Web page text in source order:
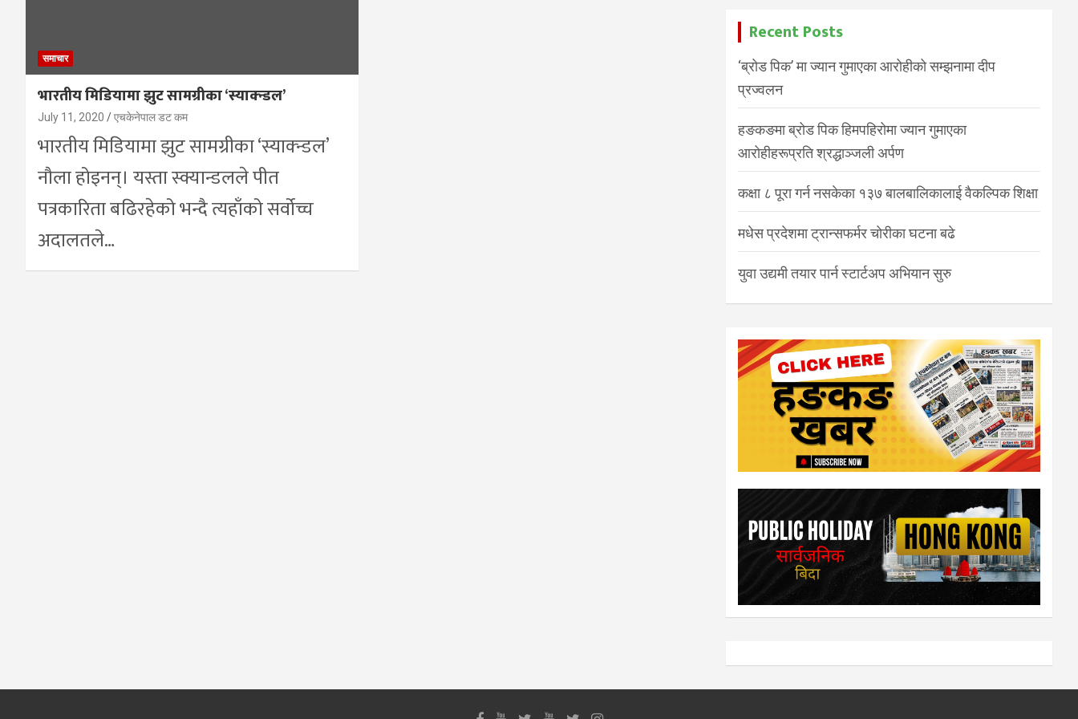
समाचार
भारतीय मिडियामा झुट सामग्रीका ‘स्याक्न्डल’
July 11, 2020 एचकेनेपाल डट कम
भारतीय मिडियामा झुट सामग्रीका ‘स्याक्न्डल’
नौला होइनन्। यस्ता स्क्यान्डलले पीत
पत्रकारिता बढिरहेको भन्दै त्यहाँको सर्वोच्च
अदालतले…
Recent Posts
‘ब्रोड पिक’ मा ज्यान गुमाएका आरोहीको सम्झनामा दीप
प्रज्वलन
हङकङमा ब्रोड पिक हिमपहिरोमा ज्यान गुमाएका
आरोहीहरूप्रति श्रद्धाञ्जली अर्पण
कक्षा ८ पूरा गर्न नसकेका १३७ बालबालिकालाई वैकल्पिक शिक्षा
मधेस प्रदेशमा ट्रान्सफर्मर चोरीका घटना बढे
युवा उद्यमी तयार पार्न स्टार्टअप अभियान सुरु